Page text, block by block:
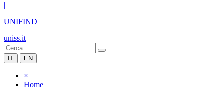
|
UNIFIND
uniss.it
IT EN
×
Home